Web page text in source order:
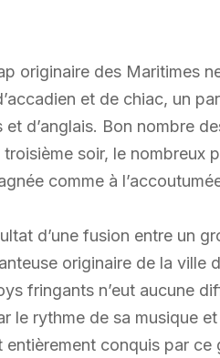
originaire des Maritimes
et de chiac, un
d’anglais. Bon nombre
soir, le
comme à
d’une fusion entre un
originaire de la ville
fringants n’eut aucune
le rythme de sa musique
conquis par ce